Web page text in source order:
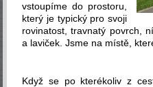
vstoupíme do prostoru,
který je typický pro svoji
rovinatost, travnatý povrch,
a laviček. Jsme na místě,
Když se po kterékoliv z